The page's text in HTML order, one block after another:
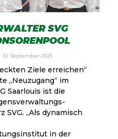
SVG
10. September 2025
Ziele erreichen“
„Neuzugang“ im
Saarlouis ist die
SVG. „Als dynamisch
in der